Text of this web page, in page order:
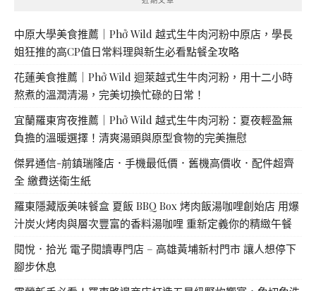
中原大學美食推薦｜Phở Wild 越式生牛肉河粉中原店，學長
姐狂推的高CP值日常料理與新生必看點餐全攻略
花蓮美食推薦｜Phở Wild 迴萊越式生牛肉河粉，用十二小時
熬煮的溫潤清湯，完美切換忙碌的日常！
宜蘭羅東宵夜推薦｜Phở Wild 越式生牛肉河粉：夏夜輕盈無
負擔的溫暖選擇！清爽湯頭與原型食物的完美撫慰
傑昇通信-前鎮瑞隆店．手機最低價．舊機高價收．配件超齊
全 繳費送衛生紙
羅東隱藏版美味餐盒 夏飯 BBQ Box 烤肉飯湯咖哩創始店 用爆
汁炭火烤肉與層次豐富的香料湯咖哩 重新定義你的精緻午餐
閱悅．拾光 電子閱讀專門店 – 高雄黃埔新村門市 讓人想停下
腳步休息